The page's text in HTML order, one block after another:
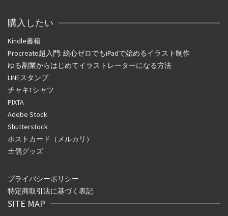
購入したい
Kindle書籍
Procreate超入門: 絵心ゼロでもiPadで始めるイラスト制作
ゆる副業からはじめてイラストレーターになる方法
LINEスタンプ
チャキTシャツ
PIXTA
Adobe Stock
Shutterstock
ポストカード（メルカリ）
土偶グッズ
プライバシーポリシー
特定商取引法に基づく表記
SITE MAP